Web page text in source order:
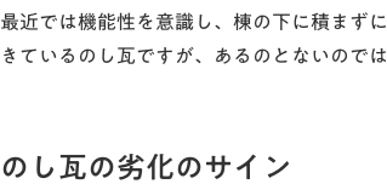
最近では機能性を意識し、棟の下に積まず
きているのし瓦ですが、あるのとないので
のし瓦の劣化のサイン